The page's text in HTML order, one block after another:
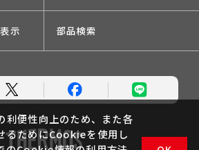
示 部品検索
利便性向上のため、また各
るためにCookieを使用し